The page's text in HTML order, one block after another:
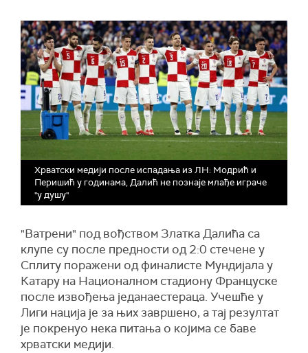
Хрватски медији после испадања из ЛН: Модрић и
Перишић у годинама, Далић не познаје млађе играче
"у душу"
"Ватрени" под вођством Златка Далића са
клупе су после предности од 2:0 стечене у
Сплиту поражени од финалисте Мундијала у
Катару на Националном стадиону Француске
после извођења једанаестераца. Учешће у
Лиги нација је за њих завршено, а тај резултат
је покренуо нека питања о којима се баве
хрватски медији.